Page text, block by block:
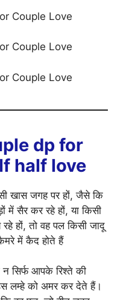
dp for
half love
खास जगह पर हों, जैसे कि
में सैर कर रहे हों, या किसी
हों, तो वह पल किसी जादू
में कैद होते हैं
न सिर्फ आपके रिश्ते की
लम्हे को अमर कर देते हैं।